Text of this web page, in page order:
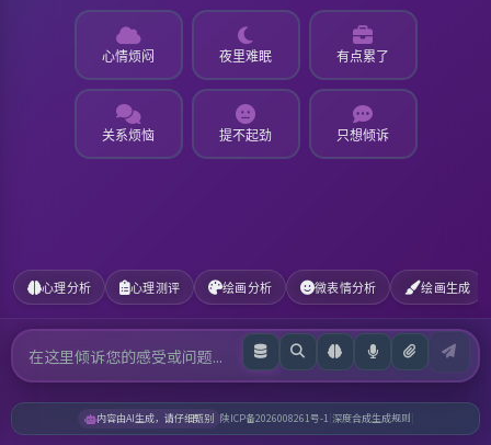
心情烦闷 夜里难眠 有点累了
关系烦恼 提不起劲 只想倾诉
心理分析 心理测评 绘画分析 微表情分析 绘画生成
内容由AI生成，请仔细甄别 陕ICP备2026008261号-1 深度合成生成规则